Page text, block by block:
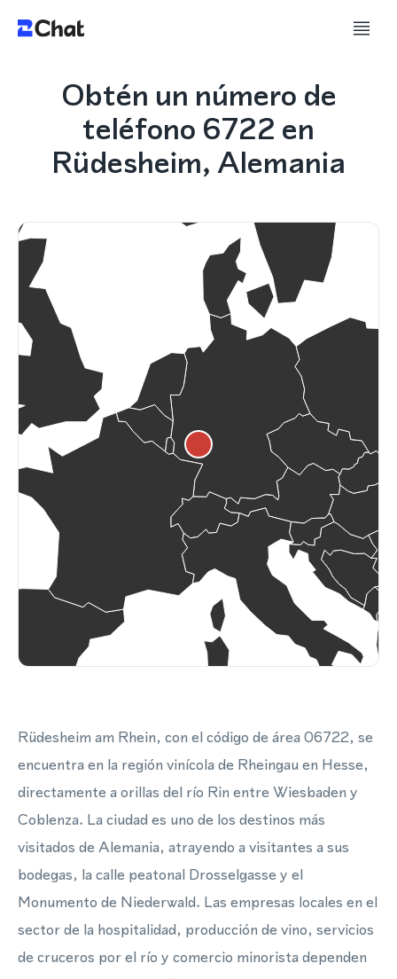
Obtén un número de
teléfono 6722 en
Rüdesheim, Alemania
Rüdesheim am Rhein, con el código de área 06722, se
encuentra en la región vinícola de Rheingau en Hesse,
directamente a orillas del río Rin entre Wiesbaden y
Coblenza. La ciudad es uno de los destinos más
visitados de Alemania, atrayendo a visitantes a sus
bodegas, la calle peatonal Drosselgasse y el
Monumento de Niederwald. Las empresas locales en el
sector de la hospitalidad, producción de vino, servicios
de cruceros por el río y comercio minorista dependen